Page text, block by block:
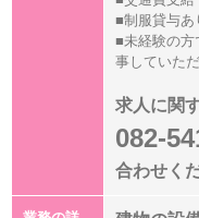
■制服貸与あ
■未経験の方
事していただ
求人に関
082-
合わせく